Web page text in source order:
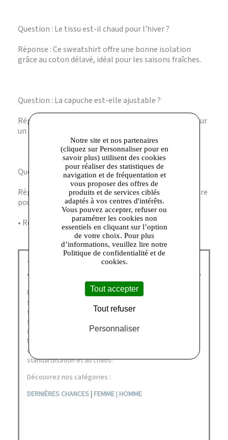
Question : Le tissu est-il chaud pour l’hiver ?
Réponse : Ce sweatshirt offre une bonne isolation
grâce au coton délavé, idéal pour les saisons fraîches.
Question : La capuche est-elle ajustable ?
Réponse : Oui, elle dispose d’un cordon de serrage pour
un ajustement personnalisé.
Question : Le logo est-il imprimé ou brodé ?
Réponse : Le logo est sérigraphié à l’avant et à l’arrière
pour un rendu net et durable.
• Référence produit : HSWE30045KBLA55
The Kooples Talange :
En ouvrant la voie du luxe accessible avec ses
silhouettes Dandy Rock immédiatement identifiables et
ses campagnes inoubliables, The Kooples a marqué le
style des années 2000. Aujourd’hui, The Kooples
interroge sans concession la notion de subversivité à
l’aune des années 2020 et prend un nouvel engagement :
opposer le jeu, le style et la quête du beau à la
standardisation et au chaos.
Découvrez nos catégories :
DERNIÈRES CHANCES | FEMME | HOMME
Notre site et nos partenaires
(cliquez sur Personnaliser pour en
savoir plus) utilisent des cookies
pour réaliser des statistiques de
navigation et de fréquentation et
vous proposer des offres de
produits et de services ciblés
adaptés à vos centres d'intérêts.
Vous pouvez accepter, refuser ou
paramétrer les cookies non
essentiels en cliquant sur l’option
de votre choix. Pour plus
d’informations, veuillez lire notre
Politique de confidentialité et de
cookies.
Tout accepter
Tout refuser
Personnaliser